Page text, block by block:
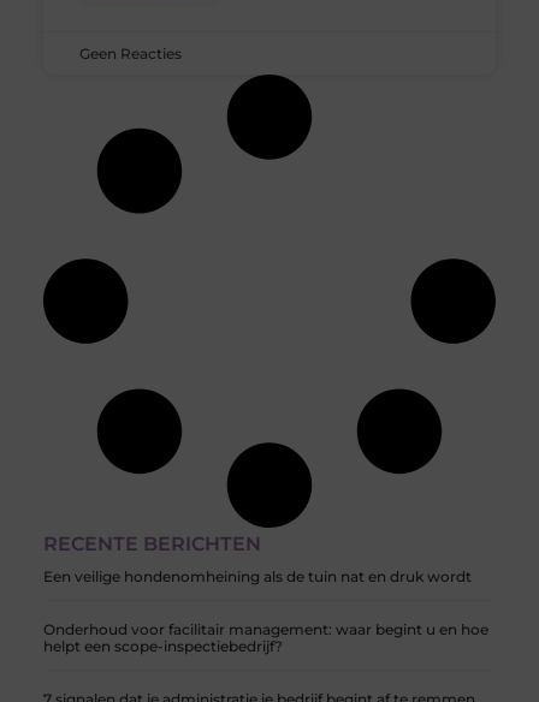
RECENTE BERICHTEN
Een veilige hondenomheining als de tuin nat en druk wordt
Onderhoud voor facilitair management: waar begint u en hoe
helpt een scope-inspectiebedrijf?
Geen Reacties